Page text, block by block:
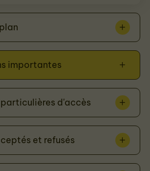
importantes
d'accès
et refusés